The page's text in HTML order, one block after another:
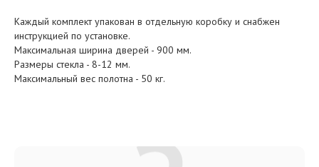
Каждый комплект упакован в отдельную коробку и снабжен
инструкцией по установке.
Максимальная ширина дверей - 900 мм.
Размеры стекла - 8-12 мм.
Максимальный вес полотна - 50 кг.